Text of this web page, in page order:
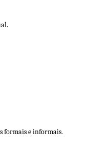
formais e informais.